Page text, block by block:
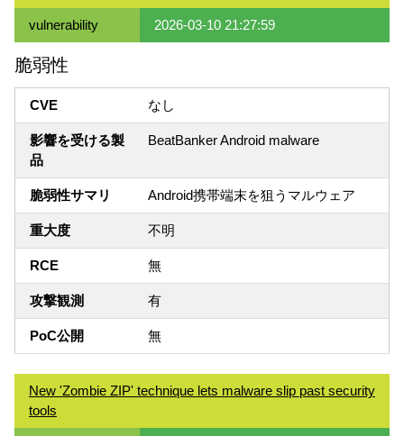
vulnerability 2026-03-10 21:27:59
脆弱性
CVE なし
影響を受ける製
品
BeatBanker Android malware
脆弱性サマリ Android携帯端末を狙うマルウェア
重大度 不明
RCE 無
攻撃観測 有
PoC公開 無
New 'Zombie ZIP' technique lets malware slip past security
tools